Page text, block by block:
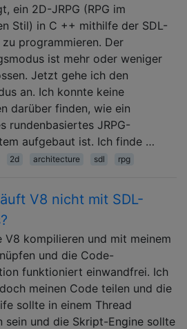
ein 2D-JRPG (RPG im
Stil) in C ++ mithilfe der SDL-
programmieren. Der
ist mehr oder weniger
Jetzt gehe ich den
an. Ich konnte keine
darüber finden, wie ein
rundenbasiertes JRPG-
aufgebaut ist. Ich finde …
2d architecture sdl rpg
V8 nicht mit SDL-
V8 kompilieren und mit meinem
und die Code-
funktioniert einwandfrei. Ich
meinen Code teilen und die
sollte in einem Thread
sein und die Skript-Engine sollte